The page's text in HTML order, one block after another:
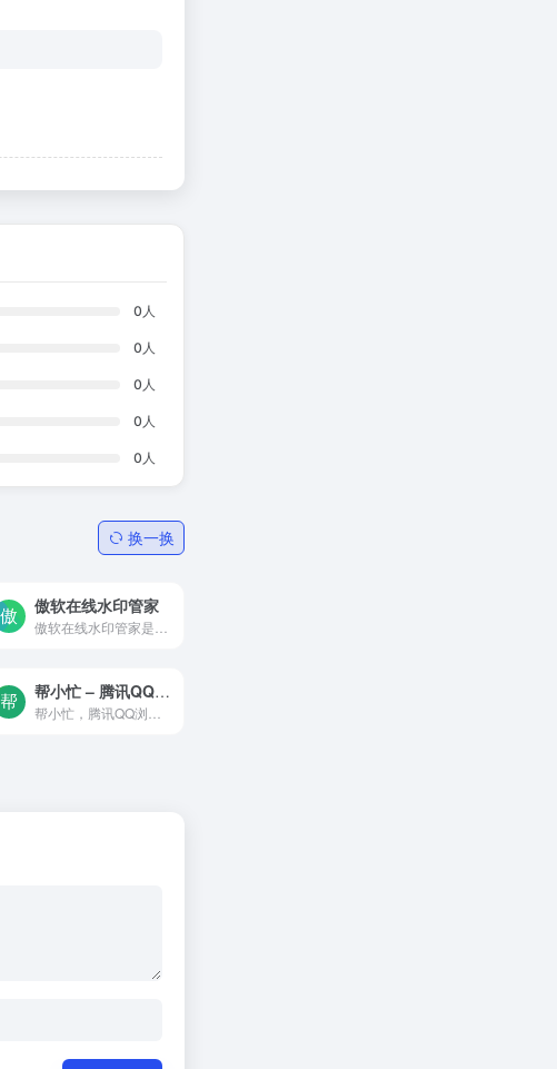
0 人
0 人
0 人
0 人
0 人
换一换
傲软在线水印管家
傲软在线水印管家是一款专业的去水印应用，一键去除图片/视频水印，让您轻松摆脱logo、日期、文字、标志、污渍等瑕疵。
帮小忙 – 腾讯QQ浏览器在线工具箱平台
帮小忙，腾讯QQ浏览器在线工具箱平台，提供证件照生成，表情包制作，PDF转换，文字提取，二维码生成，数据校验、照片修复、插件安装等在线服务，让你无忧生活。